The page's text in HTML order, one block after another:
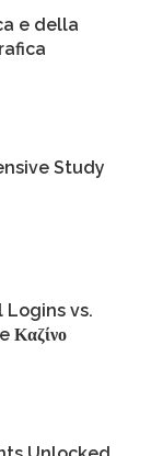
e della
Study
Logins vs.
Καζίνο